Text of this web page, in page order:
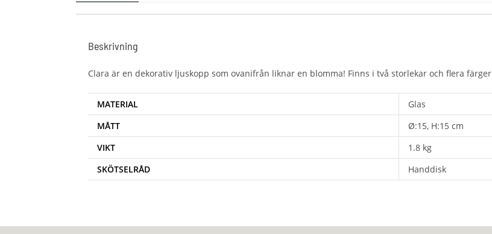
Beskrivning
Clara är en dekorativ ljuskopp som ovanifrån liknar en blomma! Finns i två storlekar och flera färger
MATERIAL
Glas
MÅTT
Ø:15, H:15 cm
VIKT
1.8 kg
SKÖTSELRÅD
Handdisk